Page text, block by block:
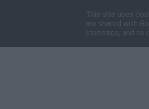
Πρόγραμμα
This site uses
are shared with
statistics, and to